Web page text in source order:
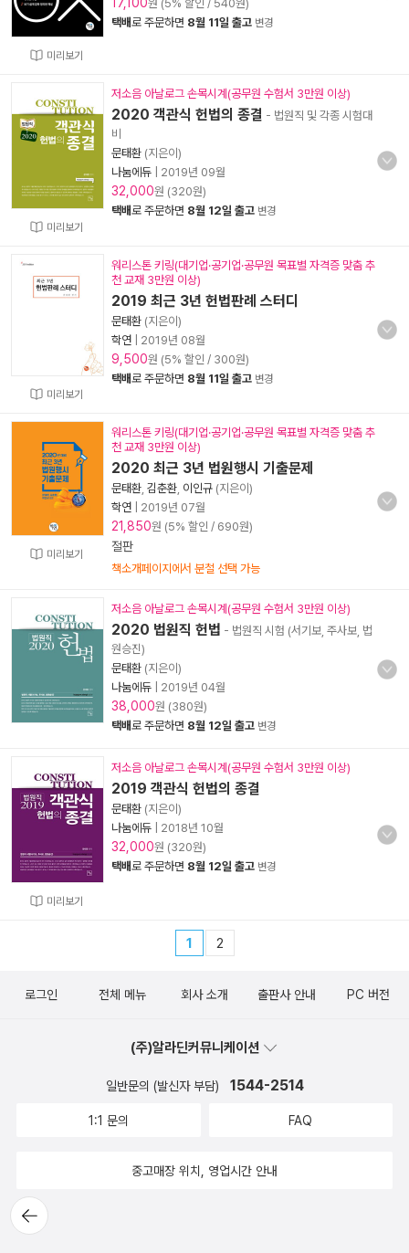
미리보기
원 (5% 할인 / 540원)
택배로 주문하면 8월 11일 출고 변경
미리보기
저소음 아날로그 손목시계(공무원 수험서 3만원 이상)
2020 객관식 헌법의 종결 - 법원직 및 각종 시험대
비
문태환 (지은이)
나눔에듀
2019년 09월
32,000원 (320원)
택배로 주문하면 8월 12일 출고 변경
미리보기
워리스톤 키링(대기업·공기업·공무원 목표별 자격증 맞춤 추
천 교재 3만원 이상)
2019 최근 3년 헌법판례 스터디
문태환 (지은이)
학연
2019년 08월
9,500원 (5% 할인 / 300원)
택배로 주문하면 8월 11일 출고 변경
미리보기
워리스톤 키링(대기업·공기업·공무원 목표별 자격증 맞춤 추
천 교재 3만원 이상)
2020 최근 3년 법원행시 기출문제
문태환 김춘환 이인규 (지은이)
학연
2019년 07월
21,850원 (5% 할인 / 690원)
절판
책소개페이지에서 분철 선택 가능
저소음 아날로그 손목시계(공무원 수험서 3만원 이상)
2020 법원직 헌법 - 법원직 시험 (서기보, 주사보, 법
원승진)
문태환 (지은이)
나눔에듀
2019년 04월
38,000원 (380원)
택배로 주문하면 8월 12일 출고 변경
미리보기
저소음 아날로그 손목시계(공무원 수험서 3만원 이상)
2019 객관식 헌법의 종결
문태환 (지은이)
나눔에듀
2018년 10월
32,000원 (320원)
택배로 주문하면 8월 12일 출고 변경
1 2
뒤로가
기
로그인 전체 메뉴 회사 소개 출판사 안내 PC 버전
(주)알라딘커뮤니케이션
일반문의 (발신자 부담) 1544-2514
1:1 문의 FAQ
중고매장 위치, 영업시간 안내